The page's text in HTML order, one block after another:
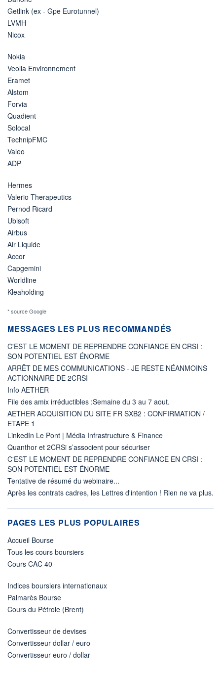
Getlink (ex - Gpe Eurotunnel)
LVMH
Nicox
Nokia
Veolia Environnement
Eramet
Alstom
Forvia
Quadient
Solocal
TechnipFMC
Valeo
ADP
Hermes
Valerio Therapeutics
Pernod Ricard
Ubisoft
Airbus
Air Liquide
Accor
Capgemini
Worldline
Kleaholding
* source Google
MESSAGES LES PLUS RECOMMANDÉS
C'EST LE MOMENT DE REPRENDRE CONFIANCE EN CRSI :
SON POTENTIEL EST ÉNORME
ARRÊT DE MES COMMUNICATIONS - JE RESTE NÉANMOINS
ACTIONNAIRE DE 2CRSI
Info AETHER
File des amix irréductibles :Semaine du 3 au 7 aout.
AETHER ACQUISITION DU SITE FR SXB2 : CONFIRMATION /
ETAPE 1
LinkedIn Le Pont | Média Infrastructure & Finance
Quanthor et 2CRSi s’associent pour sécuriser
C'EST LE MOMENT DE REPRENDRE CONFIANCE EN CRSI :
SON POTENTIEL EST ÉNORME
Tentative de résumé du webinaire...
Après les contrats cadres, les Lettres d'intention ! Rien ne va plus.
PAGES LES PLUS POPULAIRES
Accueil Bourse
Tous les cours boursiers
Cours CAC 40
Indices boursiers internationaux
Palmarès Bourse
Cours du Pétrole (Brent)
Convertisseur de devises
Convertisseur dollar / euro
Convertisseur euro / dollar